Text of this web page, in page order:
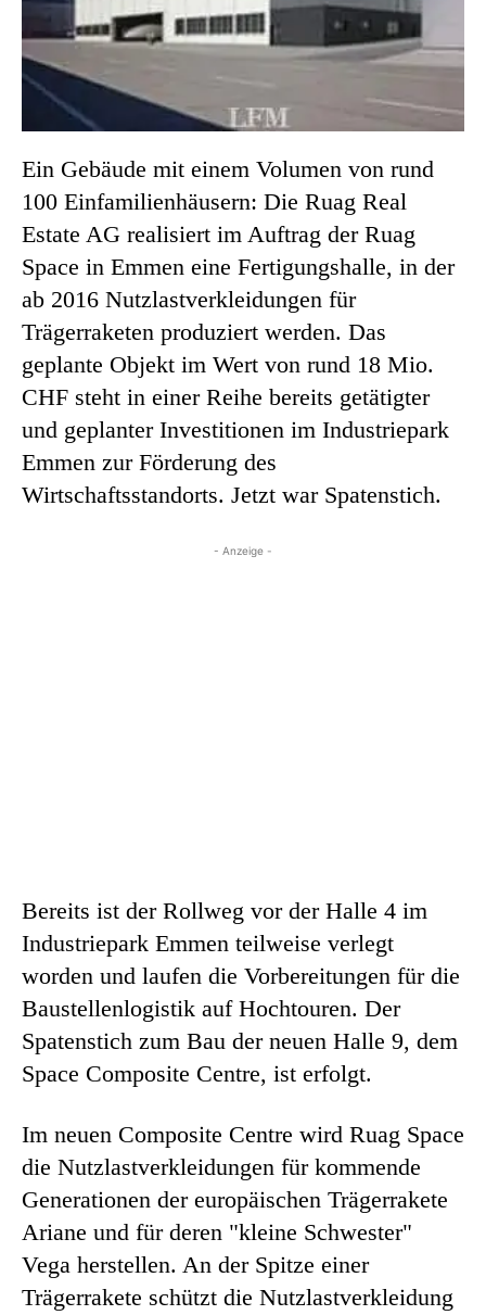
Ein Gebäude mit einem Volumen von rund
100 Einfamilienhäusern: Die Ruag Real
Estate AG realisiert im Auftrag der Ruag
Space in Emmen eine Fertigungshalle, in der
ab 2016 Nutzlastverkleidungen für
Trägerraketen produziert werden. Das
geplante Objekt im Wert von rund 18 Mio.
CHF steht in einer Reihe bereits getätigter
und geplanter Investitionen im Industriepark
Emmen zur Förderung des
Wirtschaftsstandorts. Jetzt war Spatenstich.
- Anzeige -
Bereits ist der Rollweg vor der Halle 4 im
Industriepark Emmen teilweise verlegt
worden und laufen die Vorbereitungen für die
Baustellenlogistik auf Hochtouren. Der
Spatenstich zum Bau der neuen Halle 9, dem
Space Composite Centre, ist erfolgt.
Im neuen Composite Centre wird Ruag Space
die Nutzlastverkleidungen für kommende
Generationen der europäischen Trägerrakete
Ariane und für deren "kleine Schwester"
Vega herstellen. An der Spitze einer
Trägerrakete schützt die Nutzlastverkleidung